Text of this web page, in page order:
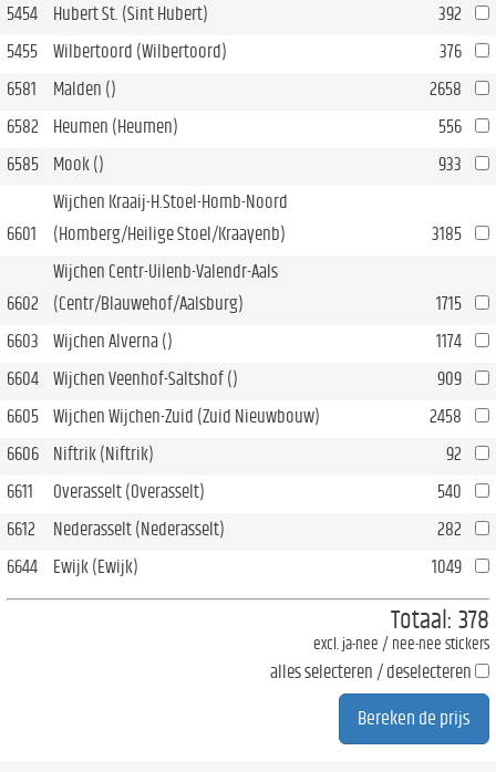
5454 Hubert St. (Sint Hubert)
392
5455
Wilbertoord (Wilbertoord)
376
6581
Malden ()
2658
6582
Heumen (Heumen)
556
6585
Mook () 933
6601
Wijchen Kraaij-H.Stoel-Homb-Noord
(Homberg/Heilige Stoel/Kraayenb)
3185
6602
Wijchen Centr-Uilenb-Valendr-Aals
(Centr/Blauwehof/Aalsburg)
1715
6603
Wijchen Alverna ()
1174
6604
Wijchen Veenhof-Saltshof ()
909
6605
Wijchen Wijchen-Zuid (Zuid Nieuwbouw)
2458
6606
Niftrik (Niftrik)
92
6611
Overasselt (Overasselt)
540
6612
Nederasselt (Nederasselt)
282
6644
Ewijk (Ewijk) 1049
Totaal: 378
excl. ja-nee / nee-nee stickers
alles selecteren / deselecteren